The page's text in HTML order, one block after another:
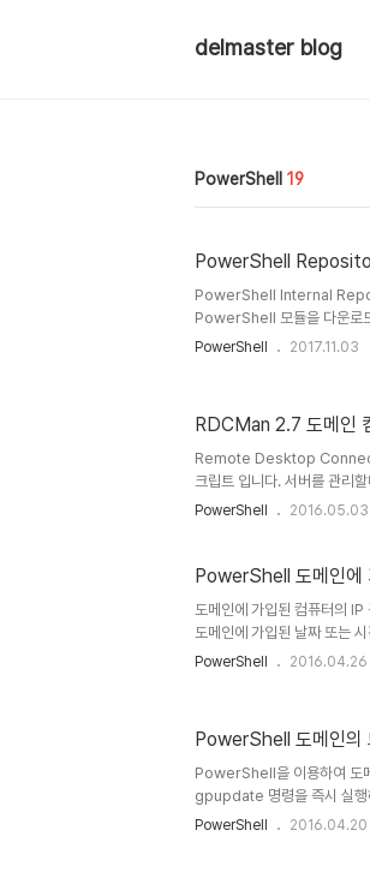
delmaster blog
PowerShell 19
PowerShell
PowerShell Internal
PowerShell 모듈을 다운로
터넷 연결이 불가능한 서버들
이 필요할수 있습니다. 이러
부 PowerShell Repository
PowerShell 2017.11.03
RDCMan 2.7 도메인
Remote Desktop
크립트 입니다. 서버를 관리
Manager' (이하 RDCMan)
우클릭 > 'PowerShell에서
PowerShell 2016.05.03
PowerShell 도메인에
도메인에 가입된 컴퓨터의
도메인에 가입된 날짜 또는
습니다. 아래의 파워쉘 스크
활성화여부, SID 입니다. 아
select DNSRoot |
PowerShell 2016.04.26
PowerShell 도메인의
PowerShell을 이용하여 도
gpupdate 명령을 즉시 실행
스크립트 실행권한을 체크하
PowerShell 2016.04.20